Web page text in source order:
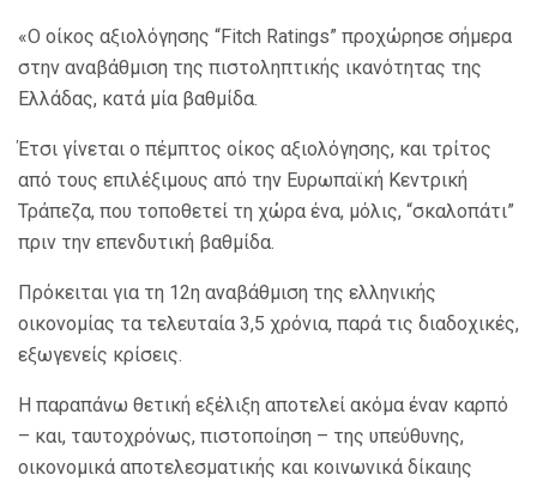
«O οίκος αξιολόγησης “Fitch Ratings” προχώρησε σήμερα
στην αναβάθμιση της πιστοληπτικής ικανότητας της
Ελλάδας, κατά μία βαθμίδα.
Έτσι γίνεται ο πέμπτος οίκος αξιολόγησης, και τρίτος
από τους επιλέξιμους από την Ευρωπαϊκή Κεντρική
Τράπεζα, που τοποθετεί τη χώρα ένα, μόλις, “σκαλοπάτι”
πριν την επενδυτική βαθμίδα.
Πρόκειται για τη 12η αναβάθμιση της ελληνικής
οικονομίας τα τελευταία 3,5 χρόνια, παρά τις διαδοχικές,
εξωγενείς κρίσεις.
Η παραπάνω θετική εξέλιξη αποτελεί ακόμα έναν καρπό
– και, ταυτοχρόνως, πιστοποίηση – της υπεύθυνης,
οικονομικά αποτελεσματικής και κοινωνικά δίκαιης